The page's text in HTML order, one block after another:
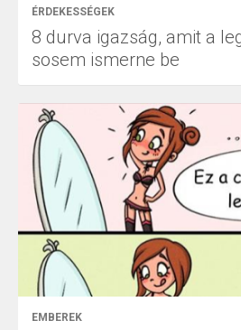
ÉRDEKESSÉGEK
8 durva igazság, amit a
sosem ismerne be
EMBEREK